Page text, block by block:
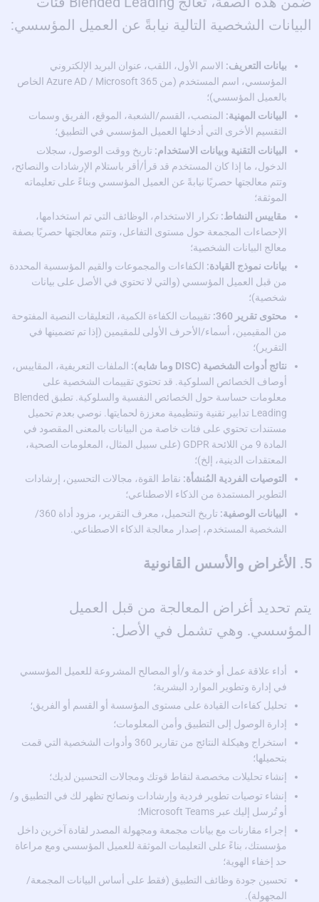
البيانات الشخصية التالية نيابةً عن العميل المؤسسي:
بيانات التعريف: الاسم الأول، اللقب، عنوان البريد الإلكتروني
المؤسسي، اسم المستخدم (من Azure AD / Microsoft 365 الخاص
بالعميل المؤسسي)؛
البيانات المهنية: المنصب، القسم/الشعبة، الموقع، الفريق وسمات
التقسيم الأخرى التي أدخلها العميل المؤسسي في التطبيق؛
البيانات التقنية وبيانات الاستخدام: تاريخ ووقت الوصول، سجلات
الدخول، ما إذا كان المستخدم قد قرأ/أقر باستلام الإرشادات والنصائح،
وتتم معالجتها حصريًا نيابةً عن العميل المؤسسي وبناءً على تعليماته
الموثقة؛
مقاييس النشاط: تكرار الاستخدام، الوظائف التي تم استخدامها،
الإحصاءات المجمعة حول مستوى التفاعل، وتتم معالجتها حصريًا بصفة
معالج البيانات الشخصية؛
بيانات نموذج القيادة: الكفاءات والمجموعات والقيم المؤسسية المحددة
من قبل العميل المؤسسي (والتي لا تحتوي في الأصل على بيانات
شخصية)؛
محتوى تقرير 360:
تقييمات الكفاءة الكمية، التعليقات النصية المفتوحة
من المقيمين، أسماء/الأحرف الأولى للمقيمين (إذا تم تضمينها في
التقرير)؛
نتائج أدوات الشخصية (DISC وما شابه):
الملفات التعريفية، المقاييس،
أوصاف الخصائص السلوكية. قد تحتوي تقييمات الشخصية على
معلومات حساسة حول الخصائص النفسية والسلوكية. تطبق Blended
Leading تدابير تقنية وتنظيمية معززة لحمايتها. نوصي بعدم تحميل
مستندات تحتوي على فئات خاصة من البيانات بالمعنى المقصود في
المادة 9 من اللائحة GDPR (على سبيل المثال، المعلومات الصحية،
المعتقدات الدينية، إلخ)؛
التوصيات الفردية المُنشأة: نقاط القوة، مجالات التحسين، إرشادات
التطوير المستمدة من الذكاء الاصطناعي؛
البيانات الوصفية:
تاريخ التحميل، معرف التقرير، مزود أداة 360/
الشخصية المستخدم، إصدار معالجة الذكاء الاصطناعي.
5. الأغراض والأسس القانونية
يتم تحديد أغراض المعالجة من قبل العميل
المؤسسي. وهي تشمل في الأصل:
أداء علاقة عمل أو خدمة و/أو المصالح المشروعة للعميل المؤسسي
في إدارة وتطوير الموارد البشرية؛
تحليل كفاءات القيادة على مستوى المؤسسة أو القسم أو الفريق؛
إدارة الوصول إلى التطبيق وأمن المعلومات؛
استخراج وهيكلة النتائج من تقارير 360 وأدوات الشخصية التي قمت
بتحميلها؛
إنشاء تحليلات مخصصة لنقاط قوتك ومجالات التحسين لديك؛
إنشاء توصيات تطوير فردية وإرشادات ونصائح تظهر لك في التطبيق و/
أو تُرسل إليك عبر Microsoft Teams؛
إجراء مقارنات مع بيانات مجمعة ومجهولة المصدر لقادة آخرين داخل
مؤسستك، بناءً على التعليمات الموثقة للعميل المؤسسي ومع مراعاة
حد إخفاء الهوية؛
تحسين جودة وظائف التطبيق (فقط على أساس البيانات المجمعة/
المجهولة).